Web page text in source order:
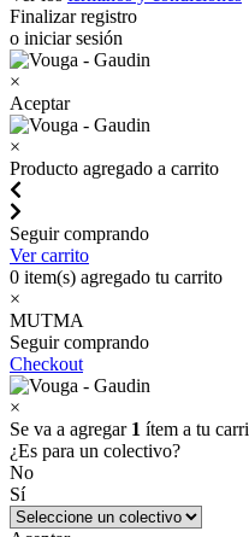
Finalizar registro
o iniciar sesión
×
Aceptar
×
Producto agregado a carrito
Seguir comprando
Ver carrito
0 item(s) agregado tu carrito
×
MUTMA
Seguir comprando
Checkout
×
Se va a agregar 1 ítem a tu
¿Es para un colectivo?
No
Sí